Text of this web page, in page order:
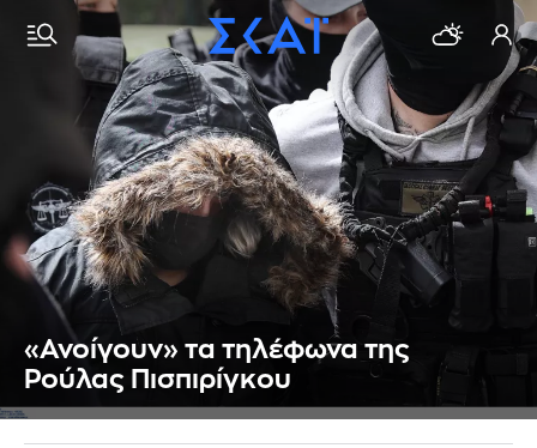
«Ανοίγουν» τα τηλέφωνα της
Ρούλας Πισπιρίγκου